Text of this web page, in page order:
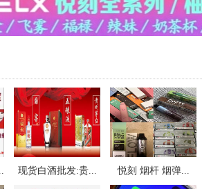
现货白酒批发:贵... 悦刻 烟杆 烟弹...